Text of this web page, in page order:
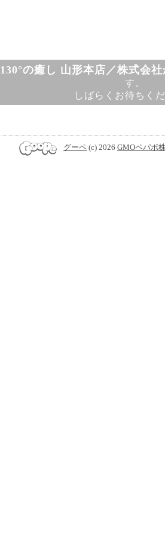
130°の癒し 山形本店／株式会
す。
しばらくお待ちくだ
グーペ (c) 2026 GMOペパボ